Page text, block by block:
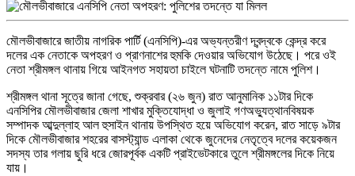
মৌলভীবাজারে জাতীয় নাগরিক পার্টি (এনসিপি)-এর অভ্যন্তরীণ দ্বন্দ্বকে কেন্দ্র করে
দলের এক নেতাকে অপহরণ ও প্রাণনাশের হুমকি দেওয়ার অভিযোগ উঠেছে। পরে ওই
নেতা শ্রীমঙ্গল থানায় গিয়ে আইনগত সহায়তা চাইলে ঘটনাটি তদন্তে নামে পুলিশ।
শ্রীমঙ্গল থানা সূত্রে জানা গেছে, শুক্রবার (২৬ জুন) রাত আনুমানিক ১১টার দিকে
এনসিপির মৌলভীবাজার জেলা শাখার মুক্তিযোদ্ধা ও জুলাই গণঅভ্যুত্থানবিষয়ক
সম্পাদক আব্দুল্লাহ আল হুসাইন থানায় উপস্থিত হয়ে অভিযোগ করেন, রাত সাড়ে ৯টার
দিকে মৌলভীবাজার শহরের বাসস্ট্যান্ড এলাকা থেকে জুনেদের নেতৃত্বে দলের কয়েকজন
সদস্য তার গলায় ছুরি ধরে জোরপূর্বক একটি প্রাইভেটকারে তুলে শ্রীমঙ্গলের দিকে নিয়ে
যায়।